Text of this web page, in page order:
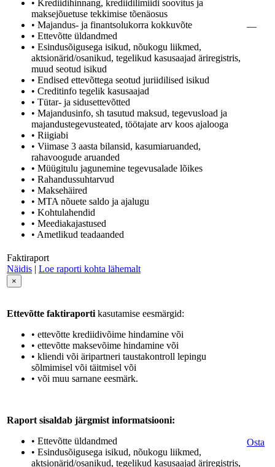
• Krediidihinnang, krediidilimiidi soovitus ja
maksejõuetuse tekkimise tõenäosus
• Majandus- ja finantsolukorra kokkuvõte
• Ettevõtte üldandmed
• Esindusõigusega isikud, nõukogu liikmed,
aktsionärid/osanikud, tegelikud kasusaajad äriregistris,
muud seotud isikud
• Endised ettevõttega seotud juriidilised isikud
• Creditinfo tegelik kasusaajad
• Tütar- ja sidusettevõtted
• Majandusinfo, sh tasutud maksud, tegevusload ja
majandustegevusteated, töötajate arv koos ajalooga
• Riigiabi
• Viimase 3 aasta bilansid, kasumiaruanded,
rahavoogude aruanded
• Müügitulu jagunemine tegevusalade lõikes
• Rahandussuhtarvud
• Maksehäired
• MTA nõuete saldo ja ajalugu
• Kohtulahendid
• Meediakajastused
• Ametlikud teadaanded
—
Faktiraport
Näidis | Loe raporti kohta lähemalt
×
Ettevõtte faktiraporti kasutamise eesmärgid:
• ettevõtte krediidivõime hindamine või
• ettevõtte maksevõime hindamine või
• kliendi või äripartneri taustakontroll lepingu
sõlmimisel või täitmisel või
• või muu sarnane eesmärk.
Raport sisaldab järgmist informatsiooni:
• Ettevõtte üldandmed
• Esindusõigusega isikud, nõukogu liikmed,
aktsionärid/osanikud, tegelikud kasusaajad äriregistris,
Osta